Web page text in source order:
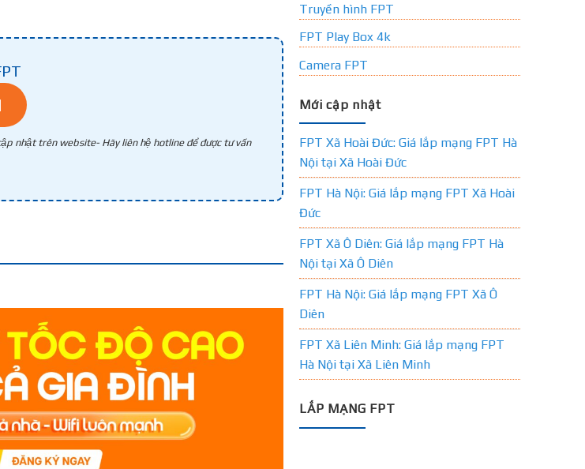
nhật trên website- Hãy liên hệ hotline để được tư vấn
Truyền hình FPT
FPT Play Box 4k
Camera FPT
Mới cập nhật
FPT Xã Hoài Đức: Giá lắp mạng FPT Hà
Nội tại Xã Hoài Đức
FPT Hà Nội: Giá lắp mạng FPT Xã Hoài
Đức
FPT Xã Ô Diên: Giá lắp mạng FPT Hà
Nội tại Xã Ô Diên
FPT Hà Nội: Giá lắp mạng FPT Xã Ô
Diên
FPT Xã Liên Minh: Giá lắp mạng FPT
Hà Nội tại Xã Liên Minh
LẮP MẠNG FPT